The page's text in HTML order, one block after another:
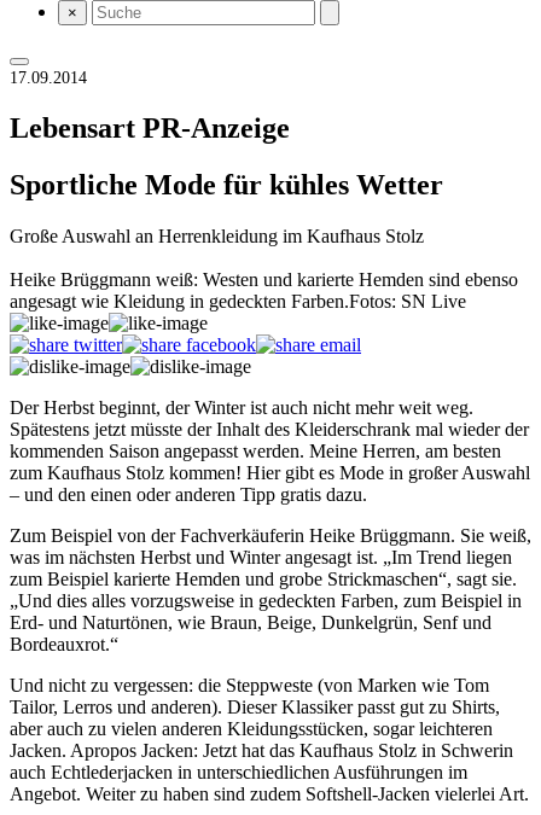
×
17.09.2014
Lebensart PR-Anzeige
Sportliche Mode für kühles Wetter
Große Auswahl an Herrenkleidung im Kaufhaus Stolz
Heike Brüggmann weiß: Westen und karierte Hemden sind ebenso
angesagt wie Kleidung in gedeckten Farben.Fotos: SN Live
Der Herbst beginnt, der Winter ist auch nicht mehr weit weg.
Spätestens jetzt müsste der Inhalt des Kleiderschrank mal wieder der
kommenden Saison angepasst werden. Meine Herren, am besten
zum Kaufhaus Stolz kommen! Hier gibt es Mode in großer Auswahl
– und den einen oder anderen Tipp gratis dazu.
Zum Beispiel von der Fachverkäuferin Heike Brüggmann. Sie weiß,
was im nächsten Herbst und Winter angesagt ist. „Im Trend liegen
zum Beispiel karierte Hemden und grobe Strickmaschen“, sagt sie.
„Und dies alles vorzugsweise in gedeckten Farben, zum Beispiel in
Erd- und Naturtönen, wie Braun, Beige, Dunkelgrün, Senf und
Bordeauxrot.“
Und nicht zu vergessen: die Steppweste (von Marken wie Tom
Tailor, Lerros und anderen). Dieser Klassiker passt gut zu Shirts,
aber auch zu vielen anderen Kleidungsstücken, sogar leichteren
Jacken. Apropos Jacken: Jetzt hat das Kaufhaus Stolz in Schwerin
auch Echtlederjacken in unterschiedlichen Ausführungen im
Angebot. Weiter zu haben sind zudem Softshell-Jacken vielerlei Art.